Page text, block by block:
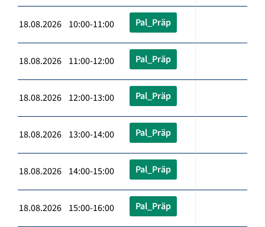
18.08.2026 10:00-11:00 Pal_Präp
18.08.2026 11:00-12:00 Pal_Präp
18.08.2026 12:00-13:00 Pal_Präp
18.08.2026 13:00-14:00 Pal_Präp
18.08.2026 14:00-15:00 Pal_Präp
18.08.2026 15:00-16:00 Pal_Präp